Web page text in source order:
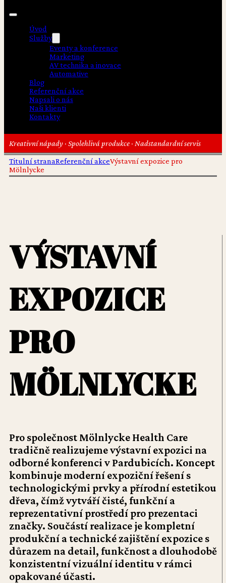
Úvod
Služby
Eventy a konference
Marketing
AV technika a inovace
Automative
Blog
Referenční akce
Napsali o nás
Naši klienti
Kontakty
Kreativní nápady · Spolehlivá produkce · Nadstandardní servis
Titulní stranaReferenční akceVýstavní expozice pro
Mölnlycke
VÝSTAVNÍ
EXPOZICE
PRO
MÖLNLYCKE
Pro společnost Mölnlycke Health Care
tradičně realizujeme výstavní expozici na
odborné konferenci v Pardubicích. Koncept
kombinuje moderní expoziční řešení s
technologickými prvky a přírodní estetikou
dřeva, čímž vytváří čisté, funkční a
reprezentativní prostředí pro prezentaci
značky. Součástí realizace je kompletní
produkční a technické zajištění expozice s
důrazem na detail, funkčnost a dlouhodobě
konzistentní vizuální identitu v rámci
opakované účasti.